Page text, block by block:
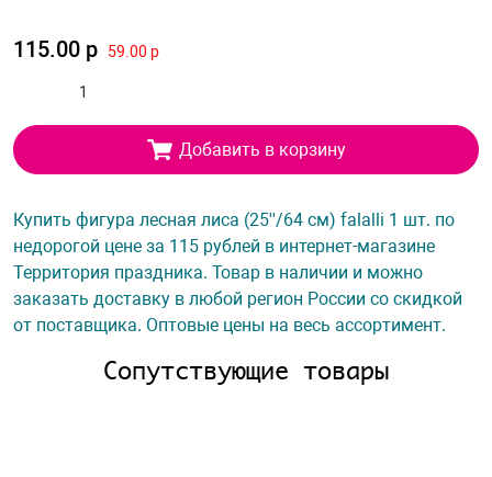
115.00 р 59.00 р
Добавить в корзину
Купить фигура лесная лиса (25''/64 см) falalli 1 шт. по
недорогой цене за 115 рублей в интернет-магазине
Территория праздника. Товар в наличии и можно
заказать доставку в любой регион России со скидкой
от поставщика. Оптовые цены на весь ассортимент.
Сопутствующие товары